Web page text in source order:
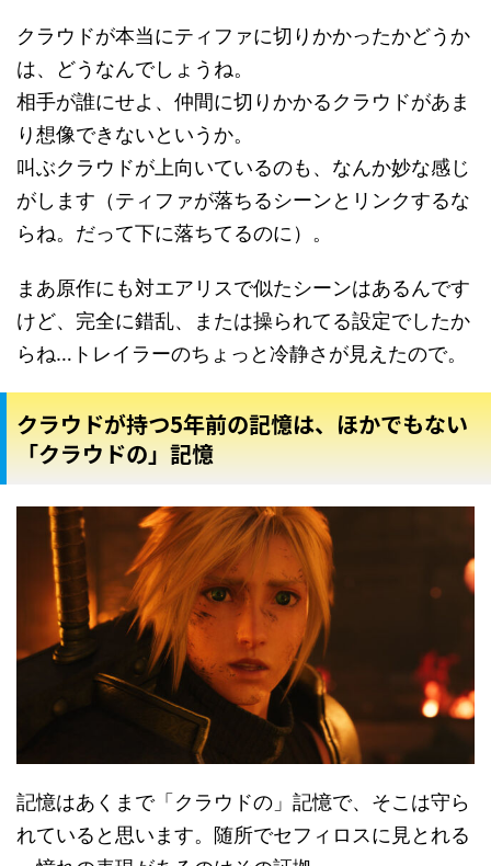
クラウドが本当にティファに切りかかったかどうか
は、どうなんでしょうね。
相手が誰にせよ、仲間に切りかかるクラウドがあま
り想像できないというか。
叫ぶクラウドが上向いているのも、なんか妙な感じ
がします（ティファが落ちるシーンとリンクするな
らね。だって下に落ちてるのに）。
まあ原作にも対エアリスで似たシーンはあるんです
けど、完全に錯乱、または操られてる設定でしたか
らね…トレイラーのちょっと冷静さが見えたので。
クラウドが持つ5年前の記憶は、ほかでもない
「クラウドの」記憶
記憶はあくまで「クラウドの」記憶で、そこは守ら
れていると思います。随所でセフィロスに見とれる